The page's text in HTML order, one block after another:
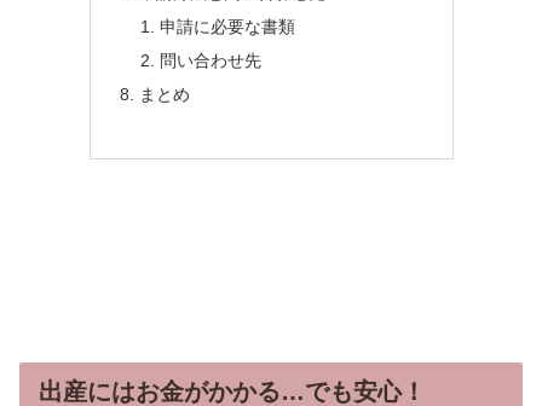
申請に必要な書類
問い合わせ先
まとめ
出産にはお金がかかる…でも安心！